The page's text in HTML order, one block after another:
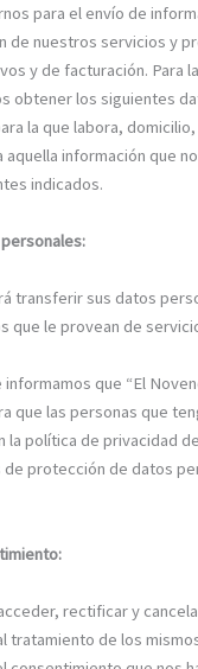
para el envío de
de nuestros servicios y
y de facturación. Para
obtener los siguientes
la que labora,
información que
indicados.
transferir sus datos
que le provean de
que “El
que las personas que
la política de privacidad
de protección de datos
rectificar y
tratamiento de los